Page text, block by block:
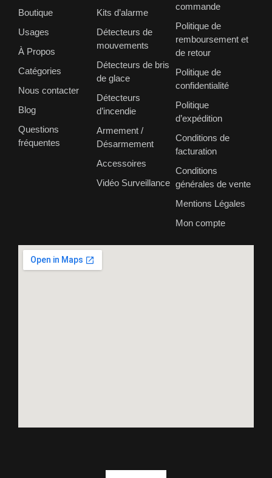
Boutique
Usages
À Propos
Catégories
Nous contacter
Blog
Questions
fréquentes
Kits d’alarme
Détecteurs de
mouvements
Détecteurs de bris
de glace
Détecteurs
d’incendie
Armement /
Désarmement
Accessoires
Vidéo Surveillance
commande
Politique de
remboursement et
de retour
Politique de
confidentialité
Politique
d’expédition
Conditions de
facturation
Conditions
générales de vente
Mentions Légales
Mon compte